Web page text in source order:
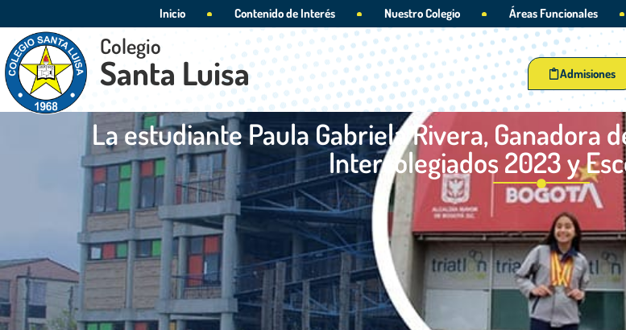
Inicio Contenido de Interés Nuestro Colegio Áreas Funcionales
Colegio
Santa Luisa Admisiones
La estudiante Paula Gabriela Rivera, Ganadora
Intercolegiados 2023 y